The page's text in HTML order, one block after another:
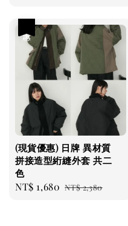
(現貨優惠) 日牌 異材質
拼接造型絎縫外套 共二
色
Sale
NT$ 1,680 Regular
NT$ 2,380